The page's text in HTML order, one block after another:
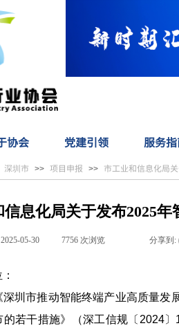
协会 党建引领 服务
深圳市 >> 项目申报 >> 市工业和信息化局
信息化局关于发布2025
2025-05-30 7756 次浏览 分享到:
市推动智能终端产业高质量发
的若干措施》（深工信规〔2024